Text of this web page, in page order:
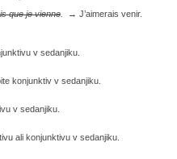
que je vienne → J’aimerais venir.
v sedanjiku.
konjunktiv v sedanjiku.
v sedanjiku.
ali konjunktivu v sedanjiku.